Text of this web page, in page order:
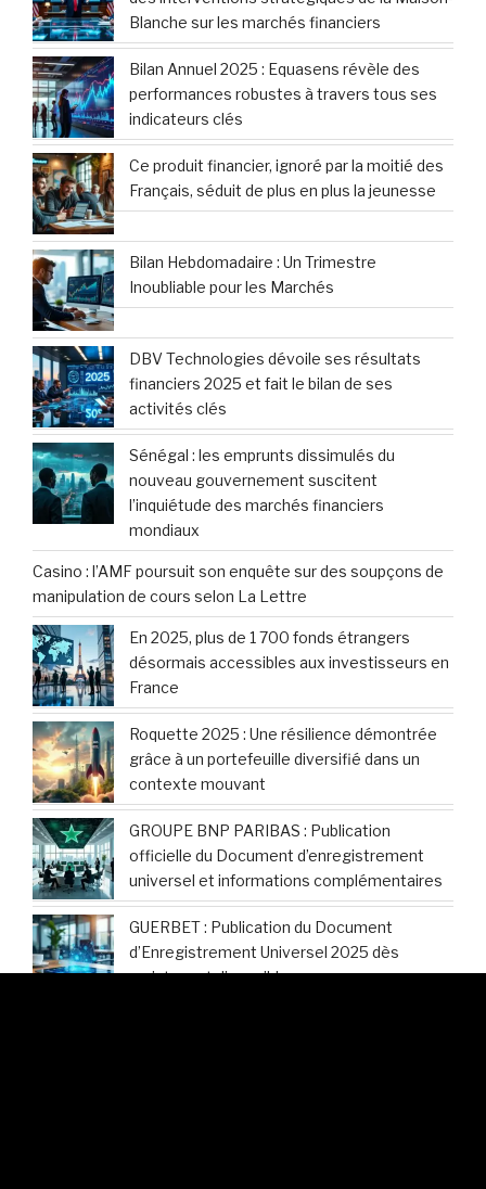
Blanche sur les marchés financiers
Bilan Annuel 2025 : Equasens révèle des
performances robustes à travers tous ses
indicateurs clés
Ce produit financier, ignoré par la moitié des
Français, séduit de plus en plus la jeunesse
Bilan Hebdomadaire : Un Trimestre
Inoubliable pour les Marchés
DBV Technologies dévoile ses résultats
financiers 2025 et fait le bilan de ses
activités clés
Sénégal : les emprunts dissimulés du
nouveau gouvernement suscitent
l’inquiétude des marchés financiers
mondiaux
Casino : l’AMF poursuit son enquête sur des soupçons de
manipulation de cours selon La Lettre
En 2025, plus de 1 700 fonds étrangers
désormais accessibles aux investisseurs en
France
Roquette 2025 : Une résilience démontrée
grâce à un portefeuille diversifié dans un
contexte mouvant
GROUPE BNP PARIBAS : Publication
officielle du Document d’enregistrement
universel et informations complémentaires
GUERBET : Publication du Document
d’Enregistrement Universel 2025 dès
maintenant disponible